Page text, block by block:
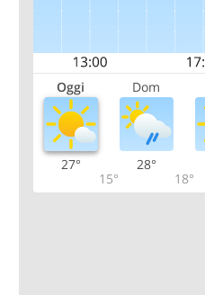
Oggi Dom
27°
15°
28°
18°